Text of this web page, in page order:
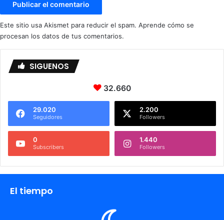
Este sitio usa Akismet para reducir el spam. Aprende cómo se
procesan los datos de tus comentarios.
SIGUENOS
32.660
29.020
Seguidores
2.200
Followers
0
Subscribers
1.440
Followers
El tiempo